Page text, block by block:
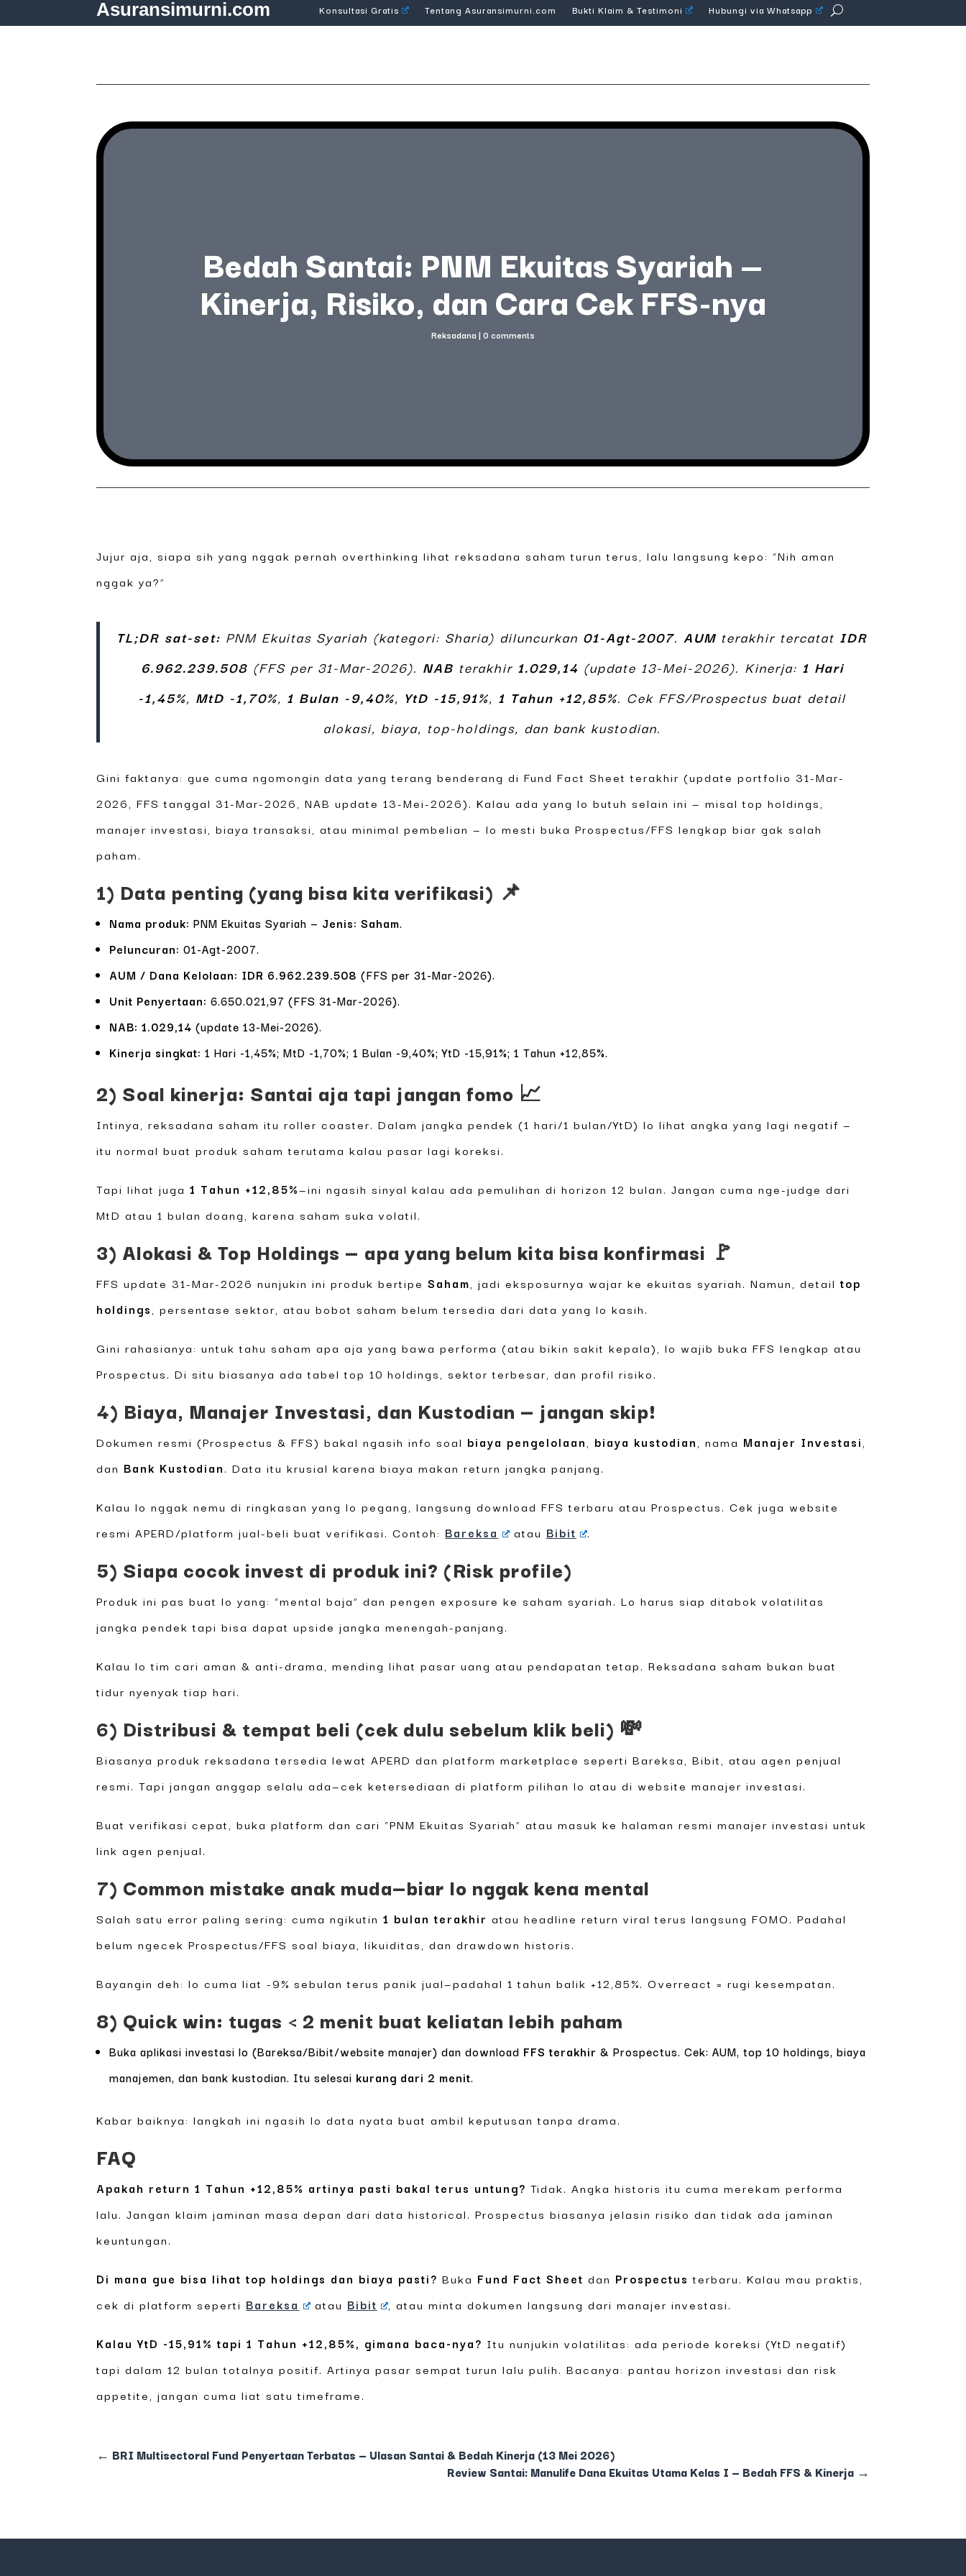
Asuransimurni.com Konsultasi Gratis Tentang Asuransimurni.com Bukti Klaim & Testimoni Hubungi via Whatsapp
Bedah Santai: PNM Ekuitas Syariah —
Kinerja, Risiko, dan Cara Cek FFS-nya
Reksadana | 0 comments
Jujur aja, siapa sih yang nggak pernah overthinking lihat reksadana saham turun terus, lalu langsung kepo: “Nih aman
nggak ya?”
TL;DR sat-set: PNM Ekuitas Syariah (kategori: Sharia) diluncurkan 01-Agt-2007. AUM terakhir tercatat IDR
6.962.239.508 (FFS per 31-Mar-2026). NAB terakhir 1.029,14 (update 13-Mei-2026). Kinerja: 1 Hari
-1,45%, MtD -1,70%, 1 Bulan -9,40%, YtD -15,91%, 1 Tahun +12,85%. Cek FFS/Prospectus buat detail
alokasi, biaya, top-holdings, dan bank kustodian.
Gini faktanya: gue cuma ngomongin data yang terang benderang di Fund Fact Sheet terakhir (update portfolio 31-Mar-
2026, FFS tanggal 31-Mar-2026, NAB update 13-Mei-2026). Kalau ada yang lo butuh selain ini — misal top holdings,
manajer investasi, biaya transaksi, atau minimal pembelian — lo mesti buka Prospectus/FFS lengkap biar gak salah
paham.
1) Data penting (yang bisa kita verifikasi) 📌
Nama produk: PNM Ekuitas Syariah — Jenis: Saham.
Peluncuran: 01-Agt-2007.
AUM / Dana Kelolaan: IDR 6.962.239.508 (FFS per 31-Mar-2026).
Unit Penyertaan: 6.650.021,97 (FFS 31-Mar-2026).
NAB: 1.029,14 (update 13-Mei-2026).
Kinerja singkat: 1 Hari -1,45%; MtD -1,70%; 1 Bulan -9,40%; YtD -15,91%; 1 Tahun +12,85%.
2) Soal kinerja: Santai aja tapi jangan fomo 📈
Intinya, reksadana saham itu roller coaster. Dalam jangka pendek (1 hari/1 bulan/YtD) lo lihat angka yang lagi negatif —
itu normal buat produk saham terutama kalau pasar lagi koreksi.
Tapi lihat juga1 Tahun +12,85%—ini ngasih sinyal kalau ada pemulihan di horizon 12 bulan. Jangan cuma nge-judge dari
MtD atau 1 bulan doang, karena saham suka volatil.
3) Alokasi & Top Holdings — apa yang belum kita bisa konfirmasi 🚩
FFS update 31-Mar-2026 nunjukin ini produk bertipeSaham, jadi eksposurnya wajar ke ekuitas syariah. Namun, detailtop
holdings, persentase sektor, atau bobot saham belum tersedia dari data yang lo kasih.
Gini rahasianya: untuk tahu saham apa aja yang bawa performa (atau bikin sakit kepala), lo wajib buka FFS lengkap atau
Prospectus. Di situ biasanya ada tabel top 10 holdings, sektor terbesar, dan profil risiko.
4) Biaya, Manajer Investasi, dan Kustodian — jangan skip!
Dokumen resmi (Prospectus & FFS) bakal ngasih info soal biaya pengelolaan, biaya kustodian, nama Manajer Investasi,
dan Bank Kustodian. Data itu krusial karena biaya makan return jangka panjang.
Kalau lo nggak nemu di ringkasan yang lo pegang, langsung download FFS terbaru atau Prospectus. Cek juga website
resmi APERD/platform jual-beli buat verifikasi. Contoh: Bareksa atau Bibit .
5) Siapa cocok invest di produk ini? (Risk profile)
Produk ini pas buat lo yang: “mental baja” dan pengen exposure ke saham syariah. Lo harus siap ditabok volatilitas
jangka pendek tapi bisa dapat upside jangka menengah-panjang.
Kalau lo tim cari aman & anti-drama, mending lihat pasar uang atau pendapatan tetap. Reksadana saham bukan buat
tidur nyenyak tiap hari.
6) Distribusi & tempat beli (cek dulu sebelum klik beli) 💸
Biasanya produk reksadana tersedia lewat APERD dan platform marketplace seperti Bareksa, Bibit, atau agen penjual
resmi. Tapi jangan anggap selalu ada—cek ketersediaan di platform pilihan lo atau di website manajer investasi.
Buat verifikasi cepat, buka platform dan cari “PNM Ekuitas Syariah” atau masuk ke halaman resmi manajer investasi untuk
link agen penjual.
7) Common mistake anak muda—biar lo nggak kena mental
Salah satu error paling sering: cuma ngikutin1 bulan terakhir atau headline return viral terus langsung FOMO. Padahal
belum ngecek Prospectus/FFS soal biaya, likuiditas, dan drawdown historis.
Bayangin deh: lo cuma liat -9% sebulan terus panik jual—padahal 1 tahun balik +12,85%. Overreact = rugi kesempatan.
8) Quick win: tugas < 2 menit buat keliatan lebih paham
Buka aplikasi investasi lo (Bareksa/Bibit/website manajer) dan download FFS terakhir & Prospectus. Cek: AUM, top 10 holdings, biaya
manajemen, dan bank kustodian. Itu selesai kurang dari 2 menit.
Kabar baiknya: langkah ini ngasih lo data nyata buat ambil keputusan tanpa drama.
FAQ
Apakah return 1 Tahun +12,85% artinya pasti bakal terus untung? Tidak. Angka historis itu cuma merekam performa
lalu. Jangan klaim jaminan masa depan dari data historical. Prospectus biasanya jelasin risiko dan tidak ada jaminan
keuntungan.
Di mana gue bisa lihat top holdings dan biaya pasti? Buka Fund Fact Sheet dan Prospectus terbaru. Kalau mau praktis,
cek di platform seperti Bareksa atau Bibit , atau minta dokumen langsung dari manajer investasi.
Kalau YtD -15,91% tapi 1 Tahun +12,85%, gimana baca-nya? Itu nunjukin volatilitas: ada periode koreksi (YtD negatif)
tapi dalam 12 bulan totalnya positif. Artinya pasar sempat turun lalu pulih. Bacanya: pantau horizon investasi dan risk
appetite, jangan cuma liat satu timeframe.
← BRI Multisectoral Fund Penyertaan Terbatas — Ulasan Santai & Bedah Kinerja (13 Mei 2026)
Review Santai: Manulife Dana Ekuitas Utama Kelas I — Bedah FFS & Kinerja→